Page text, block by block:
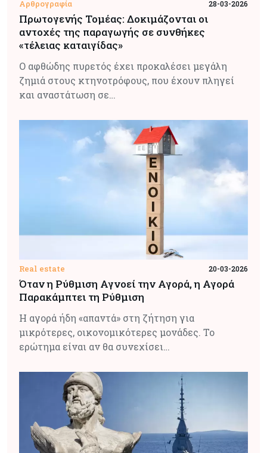
Αρθρογραφία 28-03-2026
Πρωτογενής Τομέας: Δοκιμάζονται οι
αντοχές της παραγωγής σε συνθήκες
«τέλειας καταιγίδας»
Ο αφθώδης πυρετός έχει προκαλέσει μεγάλη
ζημιά στους κτηνοτρόφους, που έχουν πληγεί
και αναστάτωση σε…
Real estate 20-03-2026
Όταν η Ρύθμιση Αγνοεί την Αγορά, η Αγορά
Παρακάμπτει τη Ρύθμιση
Η αγορά ήδη «απαντά» στη ζήτηση για
μικρότερες, οικονομικότερες μονάδες. Το
ερώτημα είναι αν θα συνεχίσει…